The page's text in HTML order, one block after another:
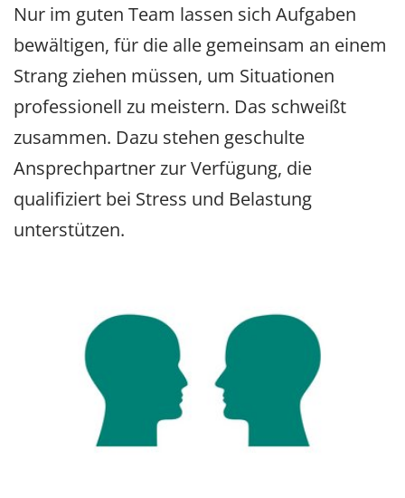
Nur im guten Team lassen sich Aufgaben
bewältigen, für die alle gemeinsam an einem
Strang ziehen müssen, um Situationen
professionell zu meistern. Das schweißt
zusammen. Dazu stehen geschulte
Ansprechpartner zur Verfügung, die
qualifiziert bei Stress und Belastung
unterstützen.